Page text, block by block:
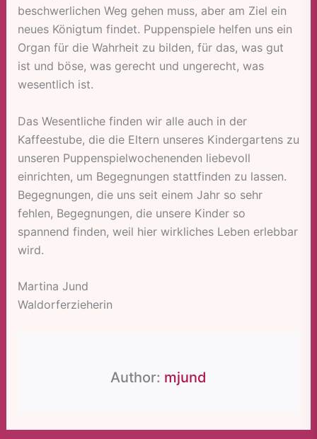
beschwerlichen Weg gehen muss, aber am Ziel ein
neues Königtum findet. Puppenspiele helfen uns ein
Organ für die Wahrheit zu bilden, für das, was gut
ist und böse, was gerecht und ungerecht, was
wesentlich ist.
Das Wesentliche finden wir alle auch in der
Kaffeestube, die die Eltern unseres Kindergartens zu
unseren Puppenspielwochenenden liebevoll
einrichten, um Begegnungen stattfinden zu lassen.
Begegnungen, die uns seit einem Jahr so sehr
fehlen, Begegnungen, die unsere Kinder so
spannend finden, weil hier wirkliches Leben erlebbar
wird.
Martina Jund
Waldorferzieherin
Author: mjund